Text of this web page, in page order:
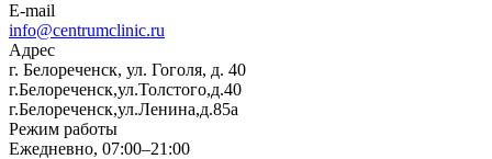
E-mail
info@centrumclinic.ru
Адрес
г. Белореченск, ул. Гоголя, д. 40
г.Белореченск,ул.Толстого,д.40
г.Белореченск,ул.Ленина,д.85а
Режим работы
Ежедневно, 07:00–21:00